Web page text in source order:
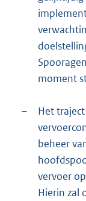
moment
–
Het
beheer
vervoer
Hierin zal